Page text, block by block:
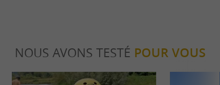
NOUS AVONS TESTÉ POUR VOUS